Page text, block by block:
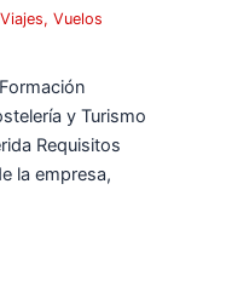
,Vuelos
y Turismo
Requisitos
la empresa,